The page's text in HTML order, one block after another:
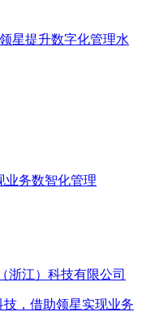
星提升数字化管理水
业务数智化管理
，借助领星实现业务